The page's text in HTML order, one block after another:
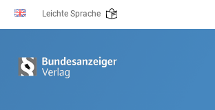
Leichte Sprache